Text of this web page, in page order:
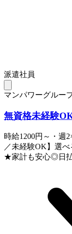
派遣社員
マンパワーグルー
無資格未経験
時給1200円～・週
／未経験OK】選
★家計も安心◎日